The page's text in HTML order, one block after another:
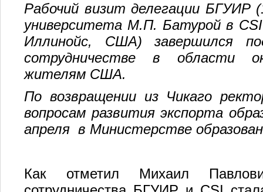
Рабочий визит делегации БГУИР
университета М.П. Батурой в CSI
Иллинойс, США) завершился
сотрудничестве в области
жителям США.
По возвращении из Чикаго
вопросам развития экспорта
апреля в Министерстве
Как отметил Михаил